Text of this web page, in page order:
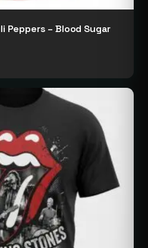
Peppers – Blood Sugar